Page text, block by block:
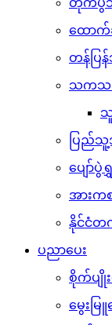
တိုက်ပွဲ
ထောက်
တန်ပြ
သကသ
ပြည်သူ့
ပျော်ပွဲ
အားက
နိုင်ငံတ
ပညာပေး
စိုက်ပျိုး
မွေးမြူ